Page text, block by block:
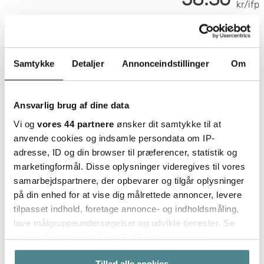
Samtykke Detaljer Annonceindstillinger Om
Ansvarlig brug af dine data
Vi og vores 44 partnere ønsker dit samtykke til at
anvende cookies og indsamle persondata om IP-
adresse, ID og din browser til præferencer, statistik og
marketingformål. Disse oplysninger videregives til vores
samarbejdspartnere, der opbevarer og tilgår oplysninger
på din enhed for at vise dig målrettede annoncer, levere
tilpasset indhold, foretage annonce- og indholdsmåling,
lave målgruppeundersøgelser og udvikle tjenester. Se
mere information underindstillingerog i vores
persondatapolitik. Du kan altid trække dit samtykke
Størrelse: Small, Medium, Large & XL kr/ifp
Fejesæt Proffer